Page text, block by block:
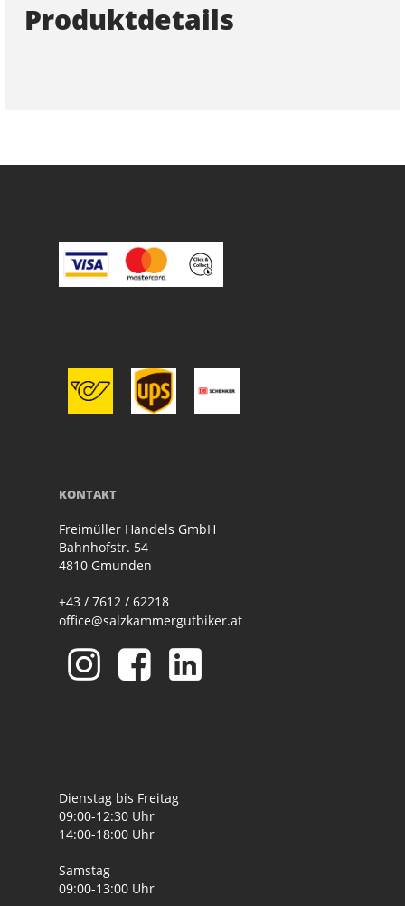
Produktdetails
KONTAKT
Freimüller Handels GmbH
Bahnhofstr. 54
4810 Gmunden
+43 / 7612 / 62218
office@salzkammergutbiker.at
Dienstag bis Freitag
09:00-12:30 Uhr
14:00-18:00 Uhr
Samstag
09:00-13:00 Uhr